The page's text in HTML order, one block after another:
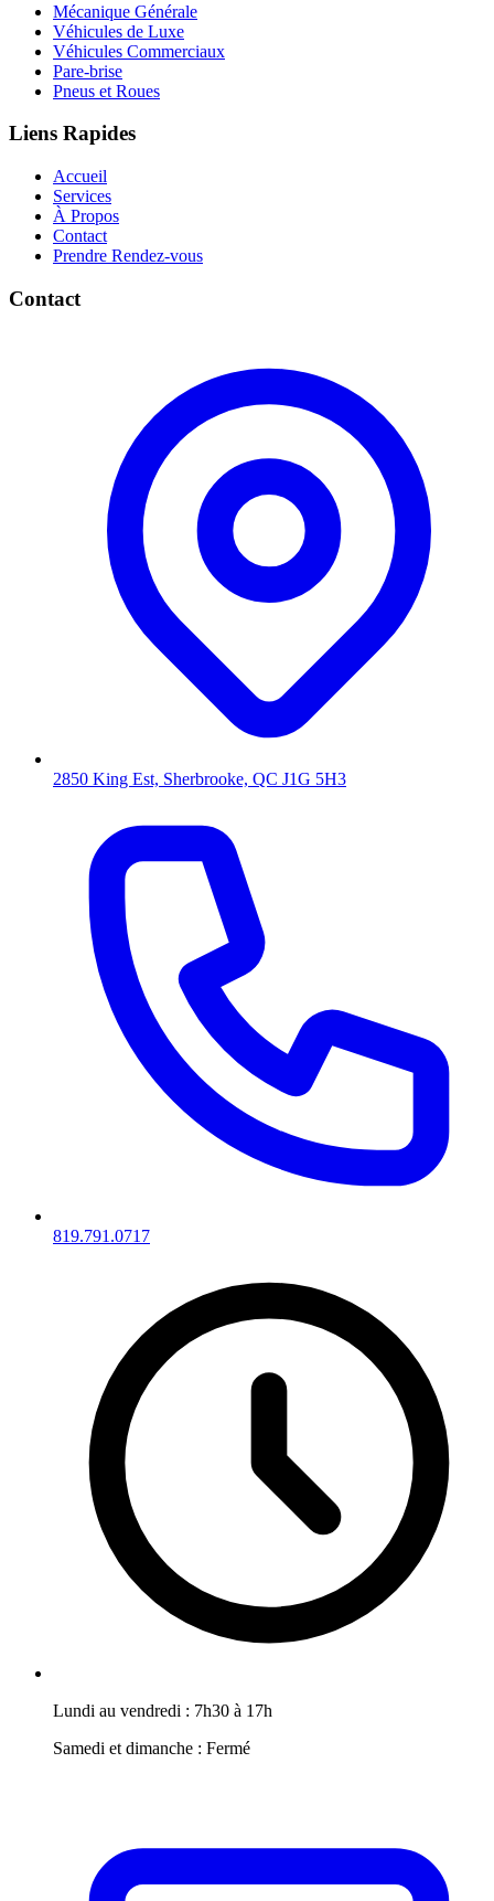
Mécanique Générale
Véhicules de Luxe
Véhicules Commerciaux
Pare-brise
Pneus et Roues
Liens Rapides
Accueil
Services
À Propos
Contact
Prendre Rendez-vous
Contact
2850 King Est, Sherbrooke, QC J1G 5H3
819.791.0717
Lundi au vendredi : 7h30 à 17h
Samedi et dimanche : Fermé